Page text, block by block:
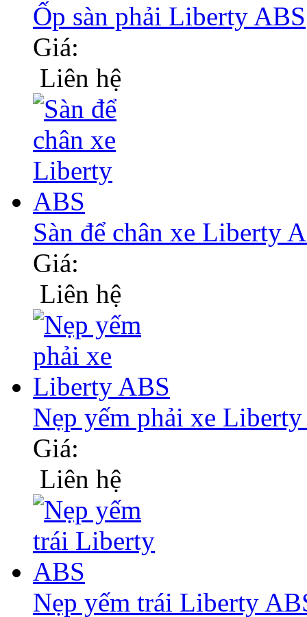
Ốp sàn phải Liberty ABS
Giá:
Liên hệ
Sàn để chân xe Liberty
Giá:
Liên hệ
Nẹp yếm phải xe
Giá:
Liên hệ
Nẹp yếm trái Liberty